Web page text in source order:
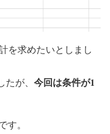
を求めたいとしまし
が、 今回は条件が1
。